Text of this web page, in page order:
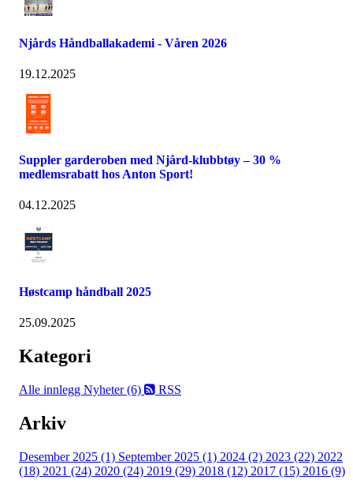
Njårds Håndballakademi - Våren 2026
19.12.2025
Suppler garderoben med Njård-klubbtøy – 30 %
medlemsrabatt hos Anton Sport!
04.12.2025
Høstcamp håndball 2025
25.09.2025
Kategori
Alle innlegg Nyheter (6) RSS
Arkiv
Desember 2025 (1) September 2025 (1) 2024 (2) 2023 (22) 2022
(18) 2021 (24) 2020 (24) 2019 (29) 2018 (12) 2017 (15) 2016 (9)